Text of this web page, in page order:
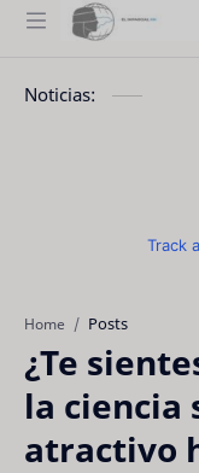
Noticias:
Track
Home Posts
¿Te
la ciencia
atractivo